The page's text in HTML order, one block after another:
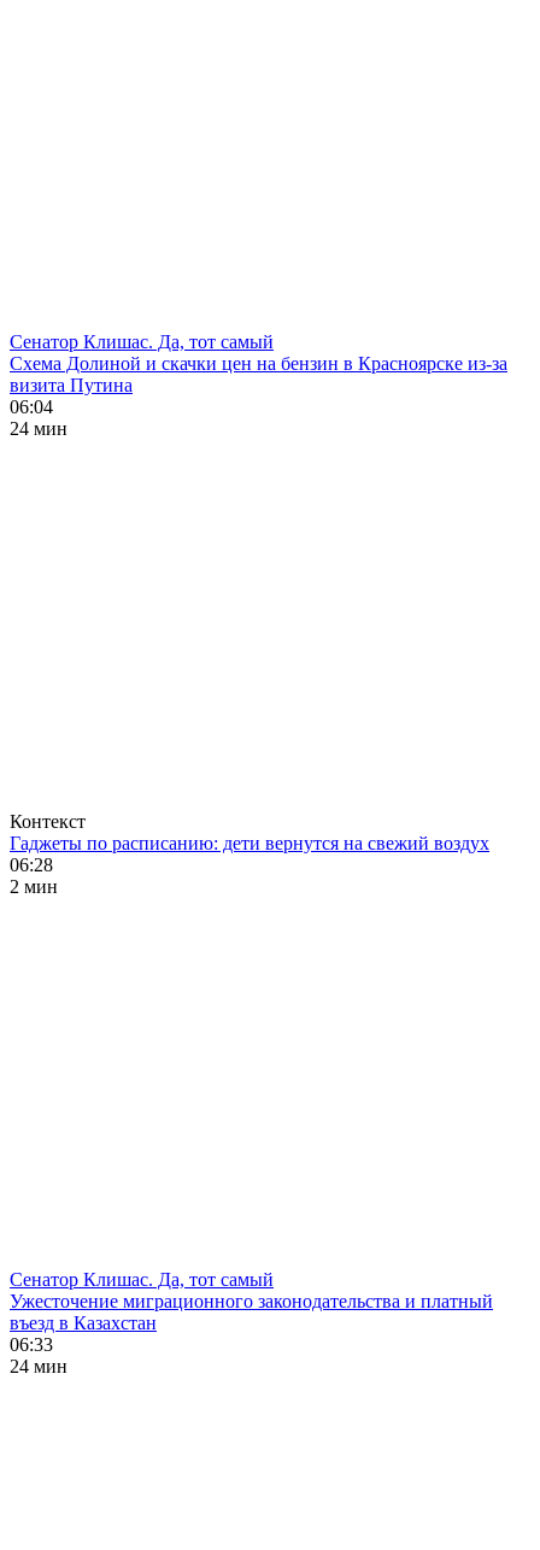
Сенатор Клишас. Да, тот самый
Схема Долиной и скачки цен на бензин в Красноярске из-за
визита Путина
06:04
24 мин
Контекст
Гаджеты по расписанию: дети вернутся на свежий воздух
06:28
2 мин
Сенатор Клишас. Да, тот самый
Ужесточение миграционного законодательства и платный
въезд в Казахстан
06:33
24 мин